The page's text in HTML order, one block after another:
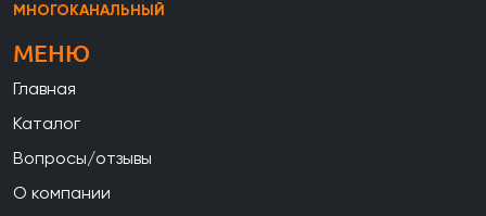
МНОГОКАНАЛЬНЫЙ
МЕНЮ
Главная
Каталог
Вопросы/отзывы
О компании